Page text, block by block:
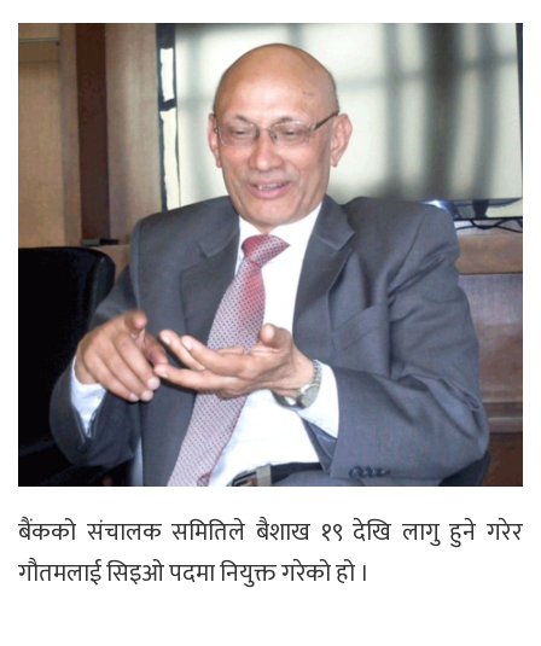
बैंकको संचालक समितिले बैशाख १९ देखि लागु हुने गरेर
गौतमलाई सिइओ पदमा नियुक्त गरेको हो ।